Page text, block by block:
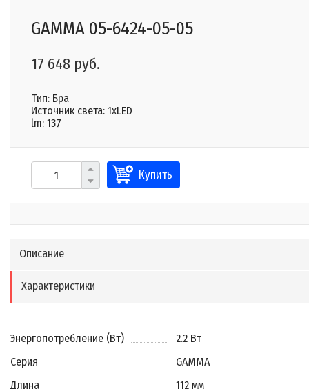
GAMMA 05-6424-05-05
17 648 руб.
Тип: Бра
Источник света: 1xLED
lm: 137
Купить
Описание
Характеристики
Энергопотребление (Вт)
2.2 Вт
Серия
GAMMA
Длина
112 мм